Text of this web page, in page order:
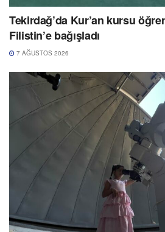
Tekirdağ’da Kur’an kursu
Filistin’e bağışladı
7 AĞUSTOS 2026